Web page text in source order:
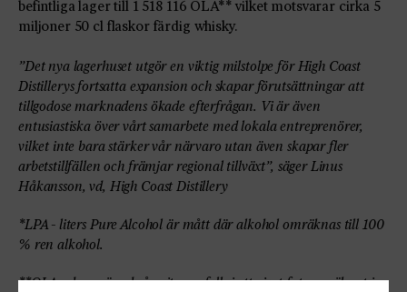
befintliga lager till 1 518 116 OLA** vilket motsvarar cirka 5
miljoner 50 cl flaskor färdig whisky.
”Det nya lagerhuset utgör en viktig milstolpe för High Coast
Distillerys fortsatta expansion och skapar förutsättningar att
tillgodose marknadens ökade efterfrågan. Vi är även
entusiastiska över vårt samarbete med lokala entreprenörer,
vilket inte bara stärker vår närvaro utan även skapar fler
arbetstillfällen och främjar regional tillväxt”, säger Linus
Håkansson, vd, High Coast Distillery
*LPA - liters Pure Alcohol är mått där alkohol omräknas till 100
% ren alkohol.
**OLA - den mängd råsprit som fylls i ett givet fat, omräknat i